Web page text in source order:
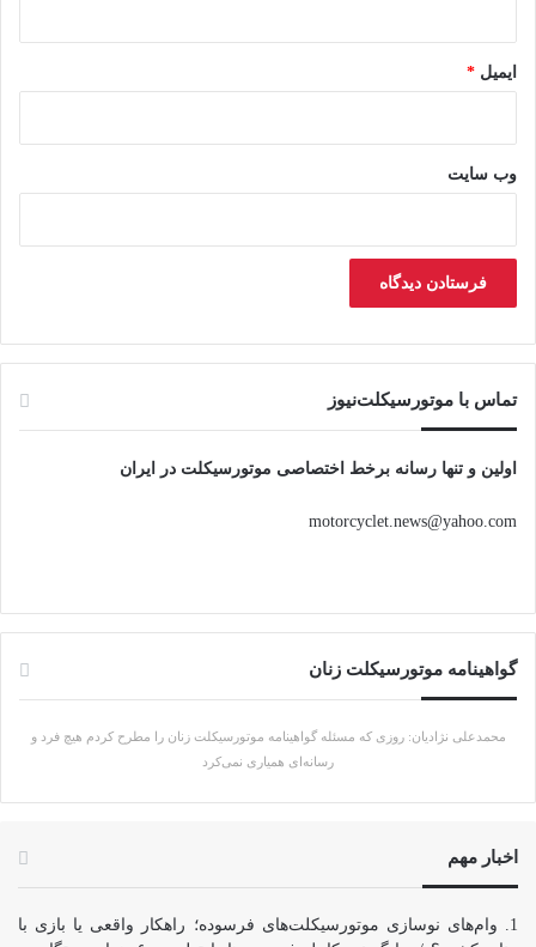
ایمیل *
وب‌ سایت
تماس با موتورسیکلت‌نیوز
اولین و تنها رسانه برخط اختصاصی موتورسیکلت در ایران
motorcyclet.news@yahoo.com
گواهینامه موتورسیکلت زنان
محمدعلی نژادیان: روزی که مسئله گواهینامه موتورسیکلت زنان را مطرح کردم هیچ فرد و
رسانه‌ای همیاری نمی‌کرد
اخبار مهم
وام‌های نوسازی موتورسیکلت‌های فرسوده؛ راهکار واقعی یا بازی با